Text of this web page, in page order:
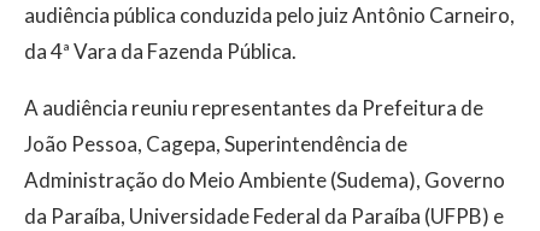
audiência pública conduzida pelo juiz Antônio Carneiro,
da 4ª Vara da Fazenda Pública.
A audiência reuniu representantes da Prefeitura de
João Pessoa, Cagepa, Superintendência de
Administração do Meio Ambiente (Sudema), Governo
da Paraíba, Universidade Federal da Paraíba (UFPB) e